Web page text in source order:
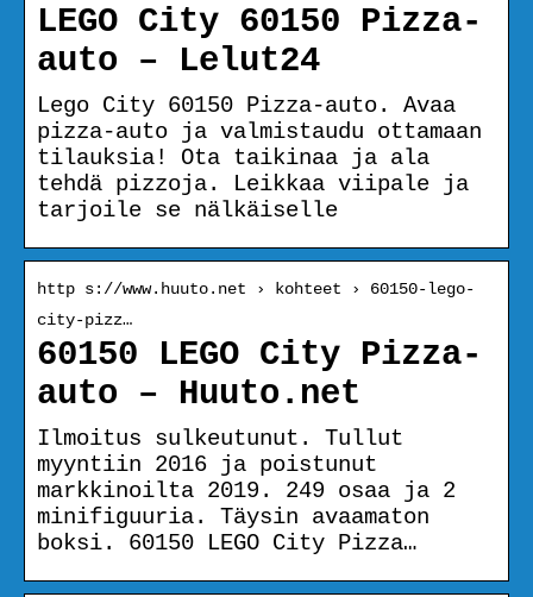
LEGO City 60150 Pizza-
auto – Lelut24
Lego City 60150 Pizza-auto. Avaa
pizza-auto ja valmistaudu ottamaan
tilauksia! Ota taikinaa ja ala
tehdä pizzoja. Leikkaa viipale ja
tarjoile se nälkäiselle
http s://www.huuto.net › kohteet › 60150-lego-
city-pizz…
60150 LEGO City Pizza-
auto – Huuto.net
Ilmoitus sulkeutunut. Tullut
myyntiin 2016 ja poistunut
markkinoilta 2019. 249 osaa ja 2
minifiguuria. Täysin avaamaton
boksi. 60150 LEGO City Pizza…